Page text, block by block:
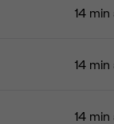
14
14
14